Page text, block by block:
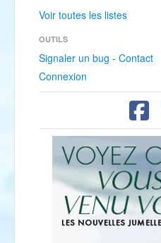
Voir toutes les listes
OUTILS
Signaler un bug - Contact
Connexion